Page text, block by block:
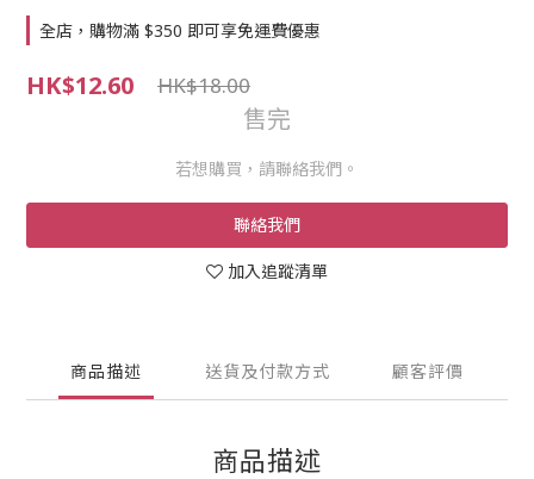
全店，購物滿 $350 即可享免運費優惠
HK$12.60 HK$18.00
售完
若想購買，請聯絡我們。
聯絡我們
加入追蹤清單
商品描述 送貨及付款方式 顧客評價
商品描述